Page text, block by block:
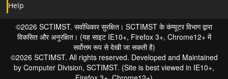
Help
©2026 SCTIMST. सर्वाधिकार सुरक्षित। SCTIMST के कंप्यूटर विभाग द्वारा
विकसित और अनुरक्षित। (यह साइट IE10+, Firefox 3+, Chrome12+ में
सर्वोत्तम रूप से देखी जा सकती है)
©2026 SCTIMST. All rights reserved. Developed and Maintained
by Computer Division, SCTIMST. (Site is best viewed in IE10+,